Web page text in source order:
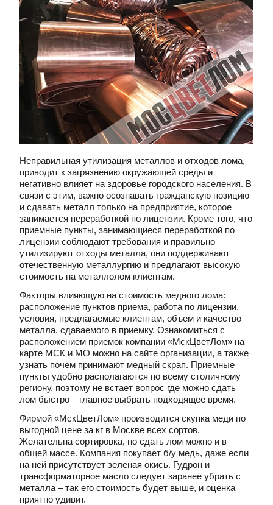
Неправильная утилизация металлов и отходов лома,
приводит к загрязнению окружающей среды и
негативно влияет на здоровье городского населения. В
связи с этим, важно осознавать гражданскую позицию
и сдавать металл только на предприятие, которое
занимается переработкой по лицензии. Кроме того, что
приемные пункты, занимающиеся переработкой по
лицензии соблюдают требования и правильно
утилизируют отходы металла, они поддерживают
отечественную металлургию и предлагают высокую
стоимость на металлолом клиентам.
Факторы влияющую на стоимость медного лома:
расположение пунктов приема, работа по лицензии,
условия, предлагаемые клиентам, объем и качество
металла, сдаваемого в приемку. Ознакомиться с
расположением приемок компании «МскЦветЛом» на
карте МСК и МО можно на сайте организации, а также
узнать почём принимают медный скрап. Приемные
пункты удобно располагаются по всему столичному
региону, поэтому не встает вопрос где можно сдать
лом быстро – главное выбрать подходящее время.
Фирмой «МскЦветЛом» производится скупка меди по
выгодной цене за кг в Москве всех сортов.
Желательна сортировка, но сдать лом можно и в
общей массе. Компания покупает б/у медь, даже если
на ней присутствует зеленая окись. Гудрон и
трансформаторное масло следует заранее убрать с
металла – так его стоимость будет выше, и оценка
приятно удивит.